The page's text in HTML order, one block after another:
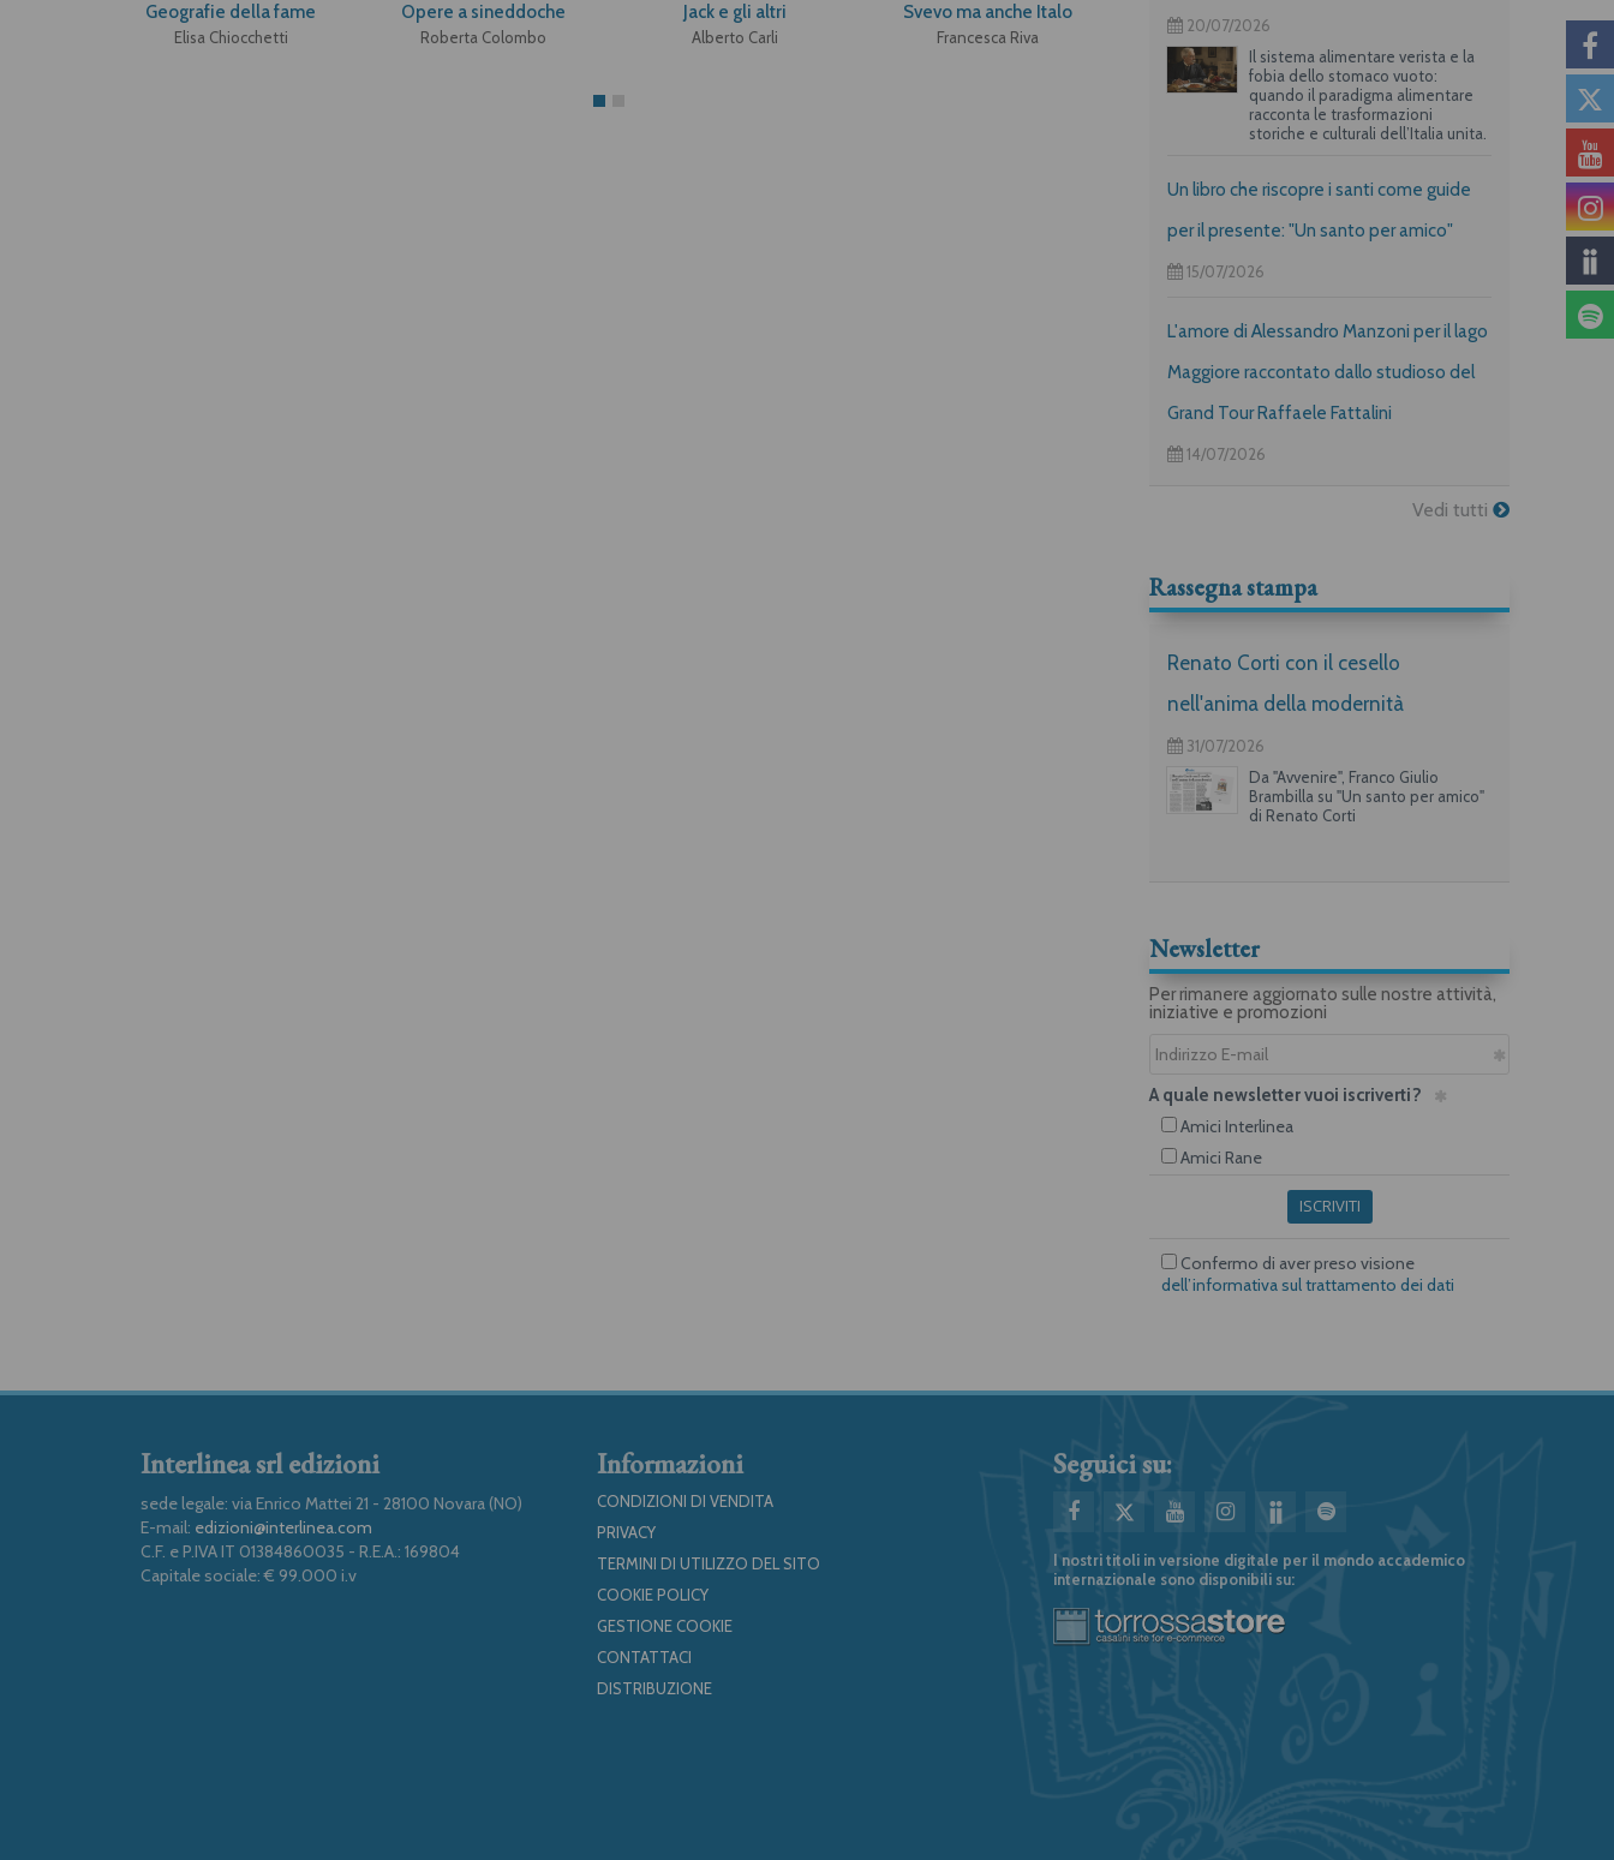
Geografie della fame
Elisa Chiocchetti
Opere a sineddoche
Roberta Colombo
Jack e gli altri
Alberto Carli
Svevo ma anche Italo
Francesca Riva
Roberto Rebora
20/07/2026
Il sistema alimentare verista e la
fobia dello stomaco vuoto:
quando il paradigma alimentare
racconta le trasformazioni
storiche e culturali dell’Italia unita.
Un libro che riscopre i santi come guide
per il presente: "Un santo per amico"
15/07/2026
L'amore di Alessandro Manzoni per il lago
Maggiore raccontato dallo studioso del
Grand Tour Raffaele Fattalini
14/07/2026
Vedi tutti
Rassegna stampa
Renato Corti con il cesello
nell'anima della modernità
31/07/2026
Da "Avvenire", Franco Giulio
Brambilla su "Un santo per amico"
di Renato Corti
Newsletter
Per rimanere aggiornato sulle nostre attività,
iniziative e promozioni
A quale newsletter vuoi iscriverti?
Amici Interlinea
Amici Rane
ISCRIVITI
Confermo di aver preso visione
dell’informativa sul trattamento dei dati
Interlinea srl edizioni
sede legale: via Enrico Mattei 21 - 28100 Novara (NO)
E-mail: edizioni@interlinea.com
C.F. e P.IVA IT 01384860035 - R.E.A.: 169804
Capitale sociale: € 99.000 i.v
Informazioni
CONDIZIONI DI VENDITA
PRIVACY
TERMINI DI UTILIZZO DEL SITO
COOKIE POLICY
GESTIONE COOKIE
CONTATTACI
DISTRIBUZIONE
Seguici su:
I nostri titoli in versione digitale per il mondo accademico
internazionale sono disponibili su: